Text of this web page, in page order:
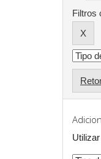
Filtros